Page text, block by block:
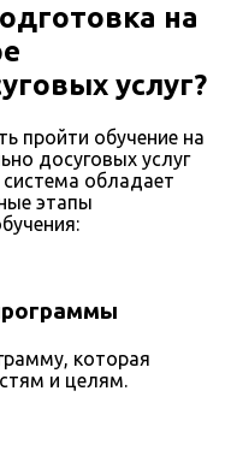
на
услуг?
пройти обучение на
досуговых услуг
обладает
этапы
которая
и целям.